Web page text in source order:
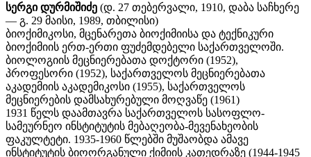
სერგი დურმიშიძე (დ. 27 თებერვალი, 1910, დაბა საჩხერე
— გ. 29 მაისი, 1989, თბილისი)
ბიოქიმიკოსი, მცენარეთა ბიოქიმიისა და ტექნიკური
ბიოქიმიის ერთ-ერთი ფუძემდებელი საქართველოში.
ბიოლოგიის მეცნიერებათა დოქტორი (1952),
პროფესორი (1952), საქართველოს მეცნიერებათა
აკადემიის აკადემიკოსი (1955), საქართველოს
მეცნიერების დამსახურებული მოღვაწე (1961)
1931 წელს დაამთავრა საქართველოს სასოფლო-
სამეურნეო ინსტიტუტის მებაღეობა-მევენახეობის
ფაკულტეტი. 1935-1960 წლებში მუშაობდა ამავე
ინსტიტუტის ბიოორგანული ქიმიის კათედრაზე (1944-1945